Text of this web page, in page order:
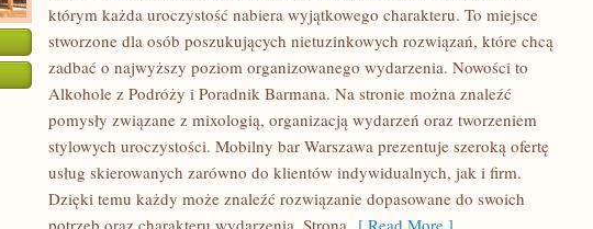
którym każda uroczystość nabiera wyjątkowego charakteru. To miejsce
stworzone dla osób poszukujących nietuzinkowych rozwiązań, które chcą
zadbać o najwyższy poziom organizowanego wydarzenia. Nowości to
Alkohole z Podróży i Poradnik Barmana. Na stronie można znaleźć
pomysły związane z mixologią, organizacją wydarzeń oraz tworzeniem
stylowych uroczystości. Mobilny bar Warszawa prezentuje szeroką ofertę
usług skierowanych zarówno do klientów indywidualnych, jak i firm.
Dzięki temu każdy może znaleźć rozwiązanie dopasowane do swoich
potrzeb oraz charakteru wydarzenia. Strona [ Read More ]